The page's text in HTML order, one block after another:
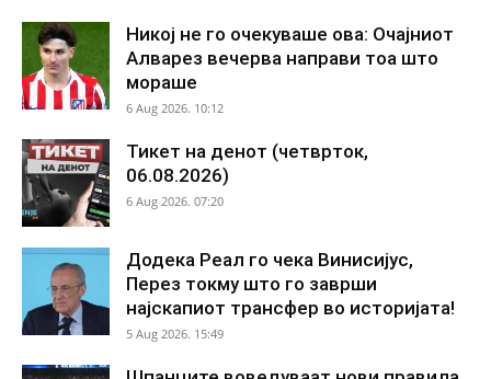
Никој не го очекуваше ова: Очајниот
Алварез вечерва направи тоа што
мораше
6 Aug 2026. 10:12
Тикет на денот (четврток,
06.08.2026)
6 Aug 2026. 07:20
Додека Реал го чека Винисијус,
Перез токму што го заврши
најскапиот трансфер во историјата!
5 Aug 2026. 15:49